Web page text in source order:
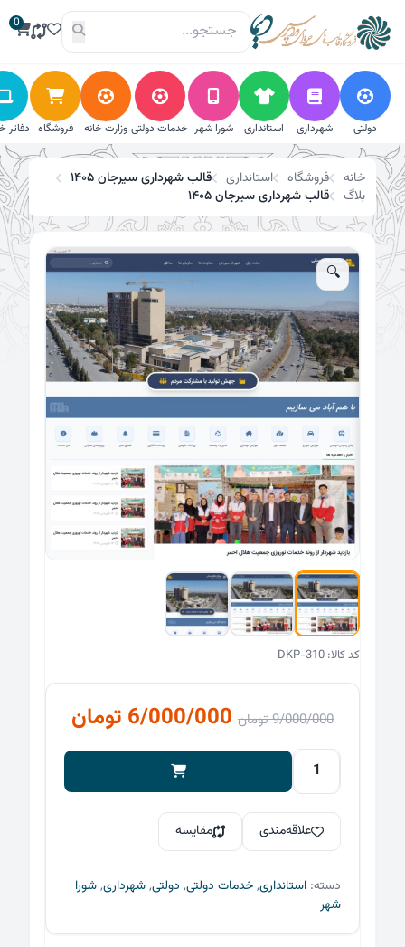
محتوا
0
دولتی شهرداری استانداری شورا شهر خدمات دولتی وزارت خانه فروشگاه دفاتر
خانه فروشگاه استانداری
قالب شهرداری سیرجان ۱۴۰۵
بلاگ
قالب شهرداری سیرجان ۱۴۰۵
تخفیف!
🔍
کد کالا: DKP-310
9/000/000تومان قیمت
اصلی
بود.
6/000/000 تومان
فعلی
قالب
سیرجان
۱۴۰۵
عدد
علاقه‌مندی مقایسه
دسته: استانداری,خدمات دولتی, دولتی,شهرداری,شورا
شهر